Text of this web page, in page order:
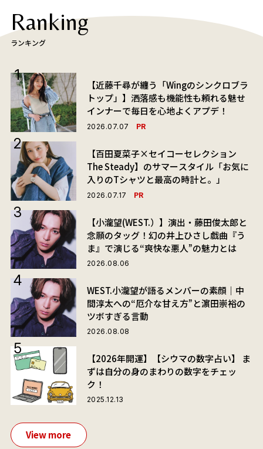
Ranking
ランキング
【近藤千尋が纏う「Wingのシンクロブラ
トップ」】洒落感も機能性も頼れる魅せ
インナーで毎日を心地よくアプデ！
2026.07.07 PR
【百田夏菜子×セイコーセレクション
The Steady】のサマースタイル「お気に
入りのTシャツと最高の時計と。」
2026.07.17 PR
【小瀧望(WEST.）】演出・藤田俊太郎と
念願のタッグ！幻の井上ひさし戯曲『う
ま』で演じる“爽快な悪人”の魅力とは
2026.08.06
WEST.小瀧望が語るメンバーの素顔｜中
間淳太への“厄介な甘え方”と濵田崇裕の
ツボすぎる言動
2026.08.08
【2026年開運】【シウマの数字占い】 ま
ずは自分の身のまわりの数字をチェッ
ク！
2025.12.13
View more